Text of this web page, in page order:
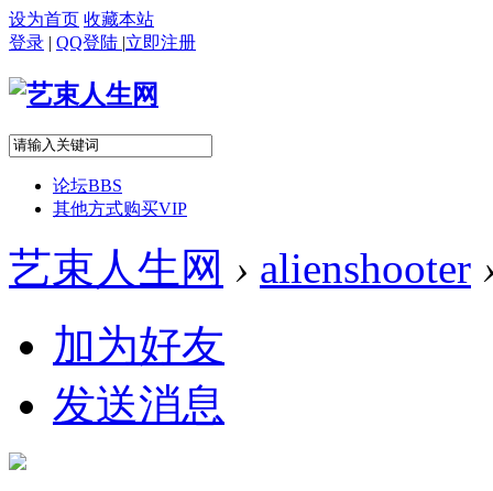
设为首页 收藏本站
登录 | QQ登陆 |立即注册
论坛BBS
其他方式购买VIP
艺束人生网 › alienshooter
加为好友
发送消息